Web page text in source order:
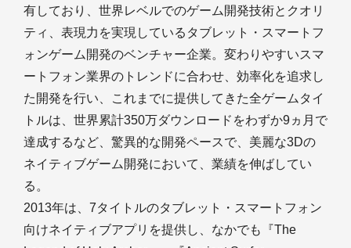
有しており、世界レベルでのゲーム開発技術とクオリ
ティ、表現力を実現しているタブレット・スマートフ
ォンゲーム開発のベンチャー企業。変わりやすいスマ
ートフォン業界のトレンドに合わせ、効率化を追求し
た開発を行い、これまでに提供してきた全ゲームタイ
トルは、世界累計350万ダウンロードをわずか9ヵ月で
達成するなど、驚異的な開発ペースで、美麗な3Dの
ネイティブゲーム開発において、業績を伸ばしてい
る。
2013年は、7タイトルのタブレット・スマートフォン
向けネイティブアプリを提供し、なかでも『The